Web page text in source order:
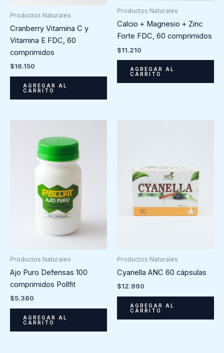
Productos Naturales
Cranberry Vitamina C y
Vitamina E FDC, 60
comprimidos
$16.150
AGREGAR AL
CARRITO
Productos Naturales
Calcio + Magnesio + Zinc
Forte FDC, 60 comprimidos
$11.210
AGREGAR AL
CARRITO
Productos Naturales
Ajo Puro Defensas 100
comprimidos Pollfit
$5.380
AGREGAR AL
CARRITO
Productos Naturales
Cyanella ANC 60 cápsulas
$12.990
AGREGAR AL
CARRITO